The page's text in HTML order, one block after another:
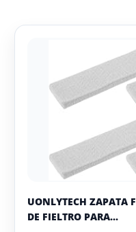
UONLYTECH ZAPATA
DE FIELTRO PARA...